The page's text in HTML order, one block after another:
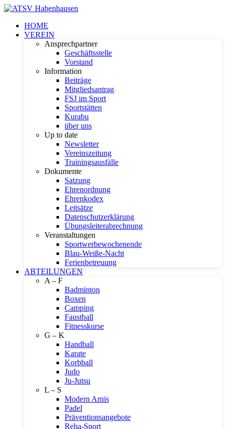
HOME
VEREIN
Ansprechpartner
Geschäftsstelle
Vorstand
Information
Beiträge
Mitgliedsantrag
FSJ im Sport
Sportstätten
Kurabu
über uns
Up to date
Newsletter
Vereinszeitung
Trainingsausfälle
Dokumente
Satzung
Ehrenordnung
Ehrenkodex
Leitsätze
Datenschutzerklärung
Übungsleiterabrechnung
Veranstaltungen
Sportwerbewochenende
Blau-Weiße-Nacht
Ferienbetreuung
ABTEILUNGEN
A – F
Badminton
Boxen
Camping
Faustball
Fitnesskurse
G – K
Handball
Karate
Korbball
Judo
Ju-Jutsu
L – S
Modern Arnis
Padel
Präventionsangebote
Reha-Sport